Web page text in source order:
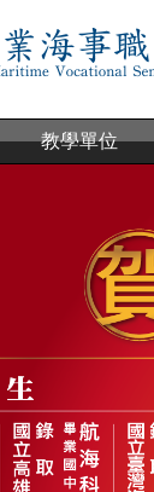
教學單位